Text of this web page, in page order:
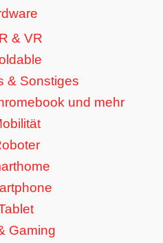
& VR
& Sonstiges
und mehr
Gaming